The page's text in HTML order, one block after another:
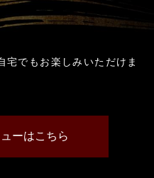
宅でもお楽しみいただけま
ーはこちら